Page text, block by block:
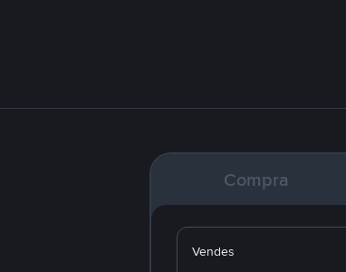
Compra
Vendes